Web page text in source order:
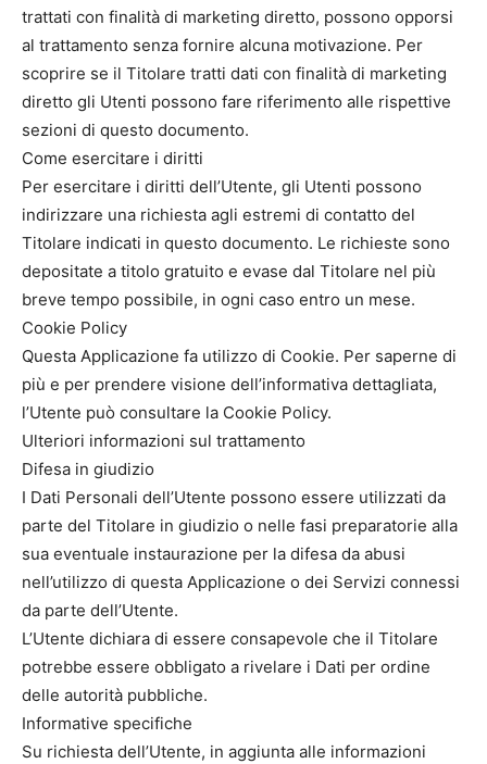
trattati con finalità di marketing diretto, possono opporsi
al trattamento senza fornire alcuna motivazione. Per
scoprire se il Titolare tratti dati con finalità di marketing
diretto gli Utenti possono fare riferimento alle rispettive
sezioni di questo documento.
Come esercitare i diritti
Per esercitare i diritti dell’Utente, gli Utenti possono
indirizzare una richiesta agli estremi di contatto del
Titolare indicati in questo documento. Le richieste sono
depositate a titolo gratuito e evase dal Titolare nel più
breve tempo possibile, in ogni caso entro un mese.
Cookie Policy
Questa Applicazione fa utilizzo di Cookie. Per saperne di
più e per prendere visione dell’informativa dettagliata,
l’Utente può consultare la Cookie Policy.
Ulteriori informazioni sul trattamento
Difesa in giudizio
I Dati Personali dell’Utente possono essere utilizzati da
parte del Titolare in giudizio o nelle fasi preparatorie alla
sua eventuale instaurazione per la difesa da abusi
nell’utilizzo di questa Applicazione o dei Servizi connessi
da parte dell’Utente.
L’Utente dichiara di essere consapevole che il Titolare
potrebbe essere obbligato a rivelare i Dati per ordine
delle autorità pubbliche.
Informative specifiche
Su richiesta dell’Utente, in aggiunta alle informazioni